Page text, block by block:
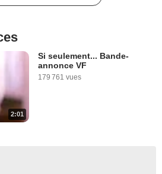
2:01
Si seulement... Bande-
annonce VF
179 761 vues